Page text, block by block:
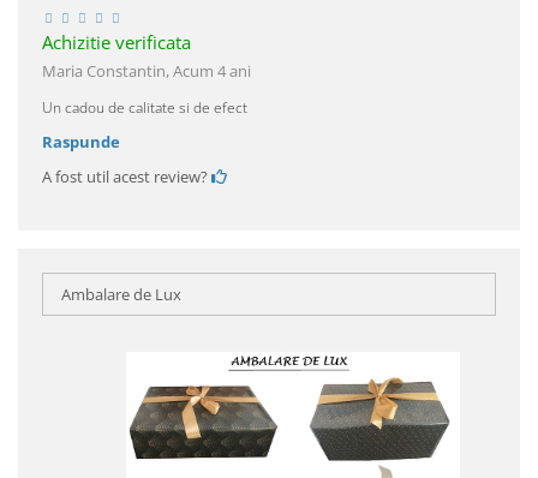
Achizitie verificata
Maria Constantin,Acum 4 ani
Un cadou de calitate si de efect
Raspunde
A fost util acest review?
Ambalare de Lux